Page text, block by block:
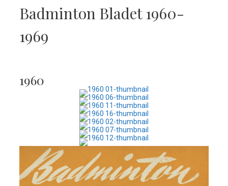
Badminton Bladet 1960-
1969
1960